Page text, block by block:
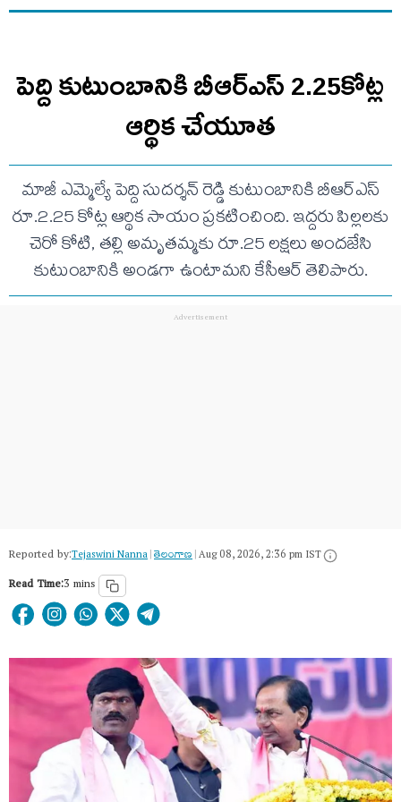
పెద్ది కుటుంబానికి బీఆర్ఎస్ 2.25కోట్ల
ఆర్థిక చేయూత
మాజీ ఎమ్మెల్యే పెద్ది సుదర్శన్ రెడ్డి కుటుంబానికి బీఆర్ఎస్
రూ.2.25 కోట్ల ఆర్థిక సాయం ప్రకటించింది. ఇద్దరు పిల్లలకు
చెరో కోటి, తల్లి అమృతమ్మకు రూ.25 లక్షలు అందజేసి
కుటుంబానికి అండగా ఉంటామని కేసీఆర్ తెలిపారు.
Reported by:Tejaswini Nanna|తెలంగాణ‌|Aug 08, 2026, 2:36 pm IST
Read Time:3 mins